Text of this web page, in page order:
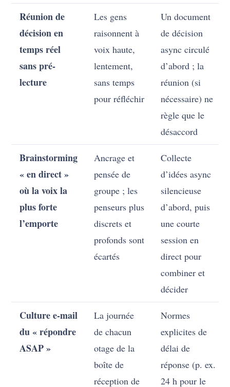
Réunion de
décision en
temps réel
sans pré-
lecture
Les gens
raisonnent à
voix haute,
lentement,
sans temps
pour réfléchir
Un document
de décision
async circulé
d’abord ; la
réunion (si
nécessaire) ne
règle que le
désaccord
Brainstorming
« en direct »
où la voix la
plus forte
l’emporte
Ancrage et
pensée de
groupe ; les
penseurs plus
discrets et
profonds sont
écartés
Collecte
d’idées async
silencieuse
d’abord, puis
une courte
session en
direct pour
combiner et
décider
Culture e-mail
du « répondre
ASAP »
La journée
de chacun
otage de la
boîte de
réception de
Normes
explicites de
délai de
réponse (p. ex.
24 h pour le